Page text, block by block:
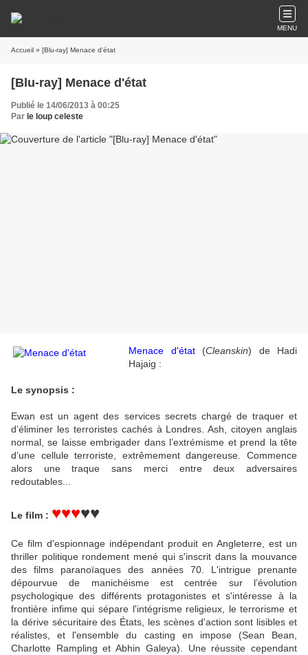
MENU
Accueil » [Blu-ray] Menace d'état
[Blu-ray] Menace d'état
Publié le 14/06/2013 à 00:25
Par le loup celeste
Menace d'état(Cleanskin) de Hadi
Hajaig :
Le synopsis :
Ewan est un agent des services secrets chargé de traquer et
d’éliminer les terroristes cachés à Londres. Ash, citoyen anglais
normal, se laisse embrigader dans l’extrémisme et prend la tête
d’une cellule terroriste, extrêmement dangereuse. Commence
alors une traque sans merci entre deux adversaires
redoutables...
Le film : ♥♥♥♥♥
Ce film d'espionnage indépendant produit en Angleterre, est un
thriller politique rondement mené qui s'inscrit dans la mouvance
des films paranoïaques des années 70. L'intrigue prenante
dépourvue de manichéisme est centrée sur l’évolution
psychologique des différents protagonistes et s'intéresse à la
frontière infime qui sépare l'intégrisme religieux, le terrorisme et
la dérive sécuritaire des États, les scènes d'action sont lisibles et
réalistes, et l'ensemble du casting en impose (Sean Bean,
Charlotte Rampling et Abhin Galeya). Une réussite cependant